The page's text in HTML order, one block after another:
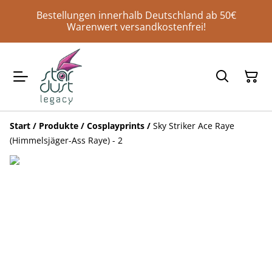
Bestellungen innerhalb Deutschland ab 50€
Warenwert versandkostenfrei!
Start / Produkte / Cosplayprints / Sky Striker Ace Raye
(Himmelsjäger-Ass Raye) - 2